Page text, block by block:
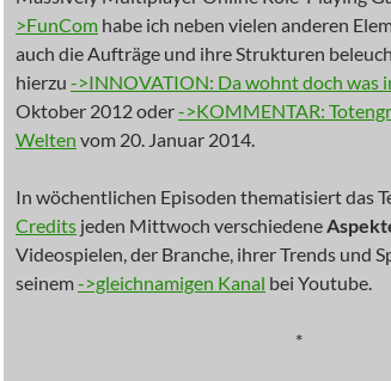
>FunCom habe ich neben vielen anderen
auch die Aufträge und ihre Strukturen
hierzu ->INNOVATION: Da wohnt doch was
Oktober 2012 oder->KOMMENTAR:
Welten vom 20. Januar 2014.
In wöchentlichen Episoden thematisiert das
Credits jeden Mittwoch verschiedene
Videospielen, der Branche, ihrer Trends und
seinem->gleichnamigen Kanal bei Youtube.
*